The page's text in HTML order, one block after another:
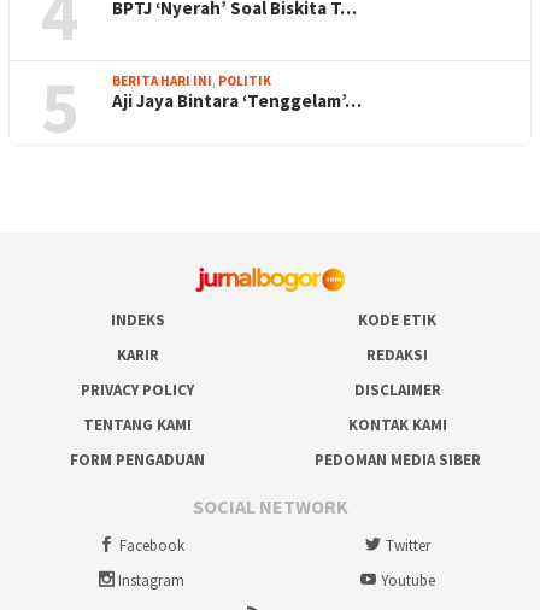
BPTJ ‘Nyerah’ Soal Biskita T…
5 BERITA HARI INI, POLITIK
Aji Jaya Bintara ‘Tenggelam’…
INDEKS
KODE ETIK
KARIR
REDAKSI
PRIVACY POLICY
DISCLAIMER
TENTANG KAMI
KONTAK KAMI
FORM PENGADUAN
PEDOMAN MEDIA SIBER
SOCIAL NETWORK
Facebook
Twitter
Instagram
Youtube